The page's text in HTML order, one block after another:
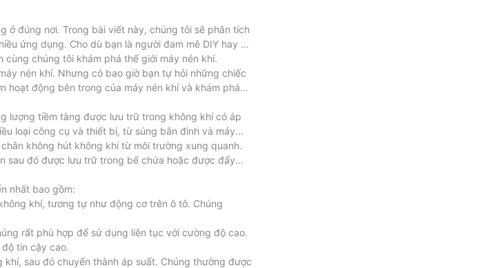
ở đúng nơi. Trong bài viết này, chúng tôi sẽ phân tích
ứng dụng. Cho dù bạn là người đam mê DIY hay chỉ
chúng tôi khám phá thế giới máy nén khí.
nén khí. Nhưng có bao giờ bạn tự hỏi những chiếc
hoạt động bên trong của máy nén khí và khám phá
lượng tiềm tàng được lưu trữ trong không khí có áp
loại công cụ và thiết bị, từ súng bắn đinh và máy
không hút không khí từ môi trường xung quanh.
sau đó được lưu trữ trong bể chứa hoặc được đẩy
nhất bao gồm:
khí, tương tự như động cơ trên ô tô. Chúng
rất phù hợp để sử dụng liên tục với cường độ cao.
tin cậy cao.
sau đó chuyển thành áp suất. Chúng thường được